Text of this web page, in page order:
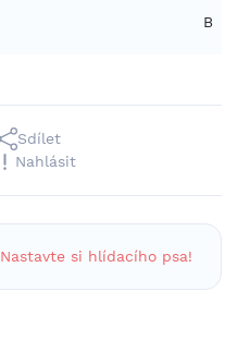
Sdílet
Nahlásit
Nastavte si hlídacího psa!
B